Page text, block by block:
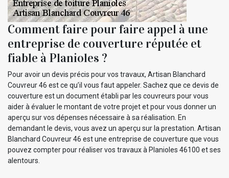
Comment faire pour faire appel à une
entreprise de couverture réputée et
fiable à Planioles ?
Pour avoir un devis précis pour vos travaux, Artisan Blanchard
Couvreur 46 est ce qu’il vous faut appeler. Sachez que ce devis de
couverture est un document établi par les couvreurs pour vous
aider à évaluer le montant de votre projet et pour vous donner un
aperçu sur vos dépenses nécessaire à sa réalisation. En
demandant le devis, vous avez un aperçu sur la prestation. Artisan
Blanchard Couvreur 46 est une entreprise de couverture que vous
pouvez compter pour réaliser vos travaux à Planioles 46100 et ses
alentours.